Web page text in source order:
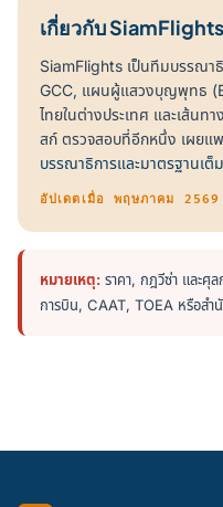
เกี่ยวกับ
SiamFlights เป็นทีมบรรณา
GCC, แผนผู้แสวงบุญพุทธ
ไทยในต่างประเทศ และเส้น
สก์ ตรวจสอบที่อีกหนึ่ง เผยแพ
บรรณาธิการและมาตรฐานเต็ม
อัปเดตเมื่อ พฤษภาคม 2569
หมายเหตุ: ราคา, กฎวีซ่า และศุ
การบิน, CAAT, TOEA หรือสำ